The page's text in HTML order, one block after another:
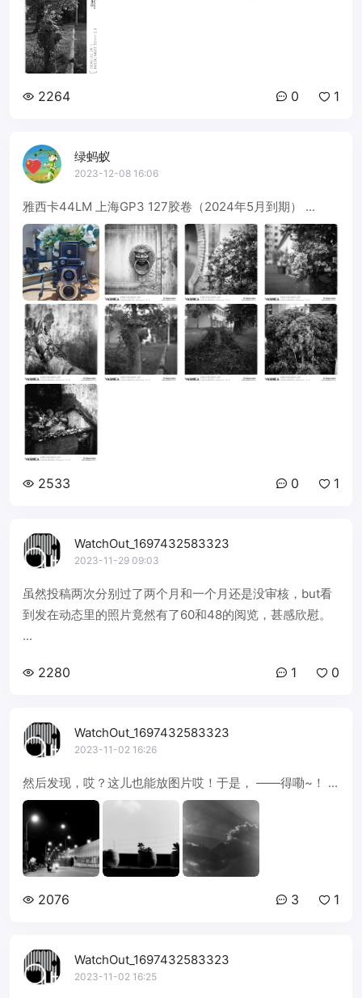
2264 0 1
绿蚂蚁
2023-12-08 16:06
雅西卡44LM 上海GP3 127胶卷（2024年5月到期） ...
2533 0 1
WatchOut_1697432583323
2023-11-29 09:03
虽然投稿两次分别过了两个月和一个月还是没审核，but看
到发在动态里的照片竟然有了60和48的阅览，甚感欣慰。
...
2280 1 0
WatchOut_1697432583323
2023-11-02 16:26
然后发现，哎？这儿也能放图片哎！于是， ——得嘞~！ ...
2076 3 1
WatchOut_1697432583323
2023-11-02 16:25